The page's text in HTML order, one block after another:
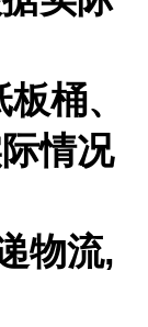
桶、
情况
物流,